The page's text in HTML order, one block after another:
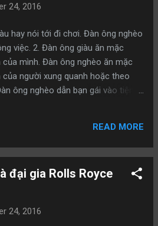
24, 2016
hay nói tới đi chơi. Đàn ông nghèo
việc. 2. Đàn ông giàu ăn mặc
mình. Đàn ông nghèo ăn mặc
người xung quanh hoặc theo
ông nghèo dẫn bạn gái vào tiệm
tín dụng. Đàn ông cực giàu chả
Đàn ông nghèo hay nói về tài sản.
theo cảm hứng. Đàn ông nghèo
ông giàu thường già. Đàn ông
READ MORE
đại gia Rolls Royce
24, 2016